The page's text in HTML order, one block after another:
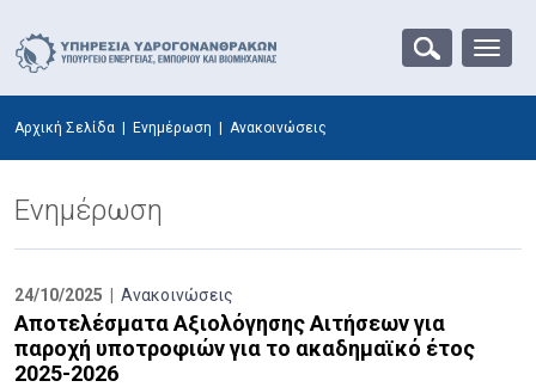
Αρχική Σελίδα Ενημέρωση Ανακοινώσεις
Ενημέρωση
24/10/2025 | Ανακοινώσεις
Αποτελέσματα Αξιολόγησης Αιτήσεων για
παροχή υποτροφιών για το ακαδημαϊκό έτος
2025-2026